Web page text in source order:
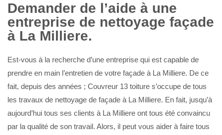
Demander de l’aide à une
entreprise de nettoyage façade
à La Milliere.
Est-vous à la recherche d’une entreprise qui est capable de
prendre en main l’entretien de votre façade à La Milliere. De ce
fait, depuis des années ; Couvreur 13 toiture s’occupe de tous
les travaux de nettoyage de façade à La Milliere. En fait, jusqu’à
aujourd’hui tous ses clients à La Milliere ont tous été convaincu
par la qualité de son travail. Alors, il peut vous aider à faire tous